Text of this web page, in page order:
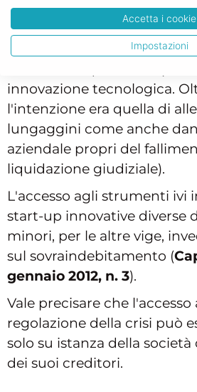
considerata una categoria
fallibili allo scopo di
iniziative imprenditoriali
innovazione tecnologica.
l'intenzione era quella di
lungaggini come anche
aziendale propri del
liquidazione giudiziale).
L'accesso agli strumenti ivi
start-up innovative diverse
minori, per le altre vige,
sul sovraindebitamento (
gennaio 2012, n. 3).
Vale precisare che
regolazione della crisi può
solo su istanza della
dei suoi creditori.
Accetta i cookie
Impostazioni